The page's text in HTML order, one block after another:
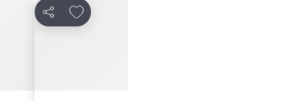
分享
放到收藏夾